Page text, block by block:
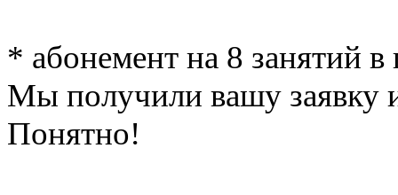
* абонемент на 8 занятий в
Мы получили вашу заявку
Понятно!